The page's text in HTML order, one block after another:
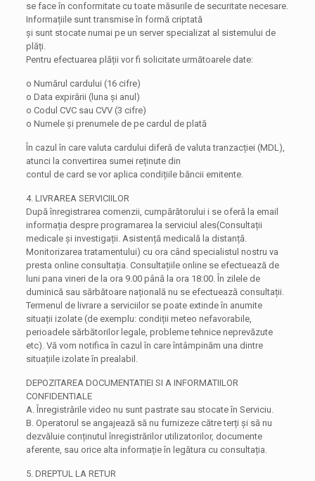
se face în conformitate cu toate măsurile de securitate necesare.
Informațiile sunt transmise în formă criptată
și sunt stocate numai pe un server specializat al sistemului de
plăți.
Pentru efectuarea plății vor fi solicitate următoarele date:
o Numărul cardului (16 cifre)
o Data expirării (luna și anul)
o Codul CVC sau CVV (3 cifre)
o Numele și prenumele de pe cardul de plată
În cazul în care valuta cardului diferă de valuta tranzacției (MDL),
atunci la convertirea sumei reținute din
contul de card se vor aplica condițiile băncii emitente.
4. LIVRAREA SERVICIILOR
După înregistrarea comenzii, cumpărătorului i se oferă la email
informația despre programarea la serviciul ales(Consultații
medicale și investigații. Asistență medicală la distanță.
Monitorizarea tratamentului) cu ora când specialistul nostru va
presta online consultația. Consultațiile online se efectuează de
luni pana vineri de la ora 9.00 până la ora 18:00. În zilele de
duminică sau sărbătoare națională nu se efectuează consultații.
Termenul de livrare a serviciilor se poate extinde în anumite
situații izolate (de exemplu: condiții meteo nefavorabile,
perioadele sărbătorilor legale, probleme tehnice neprevăzute
etc). Vă vom notifica în cazul în care întâmpinăm una dintre
situațiile izolate în prealabil.
DEPOZITAREA DOCUMENTATIEI SI A INFORMATIILOR
CONFIDENTIALE
A. Înregistrările video nu sunt pastrate sau stocate în Serviciu.
B. Operatorul se angajează să nu furnizeze către terți și să nu
dezvăluie conținutul înregistrărilor utilizatorilor, documente
aferente, sau orice alta informație în legătura cu consultația.
5. DREPTUL LA RETUR